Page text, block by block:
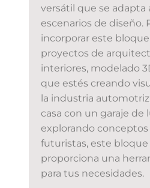
versátil que se adapta
escenarios de diseño.
incorporar este
proyectos de
interiores, modelado
que estés creando
la industria
casa con un garaje de
explorando
futuristas, este
proporciona una
para tus necesidades.